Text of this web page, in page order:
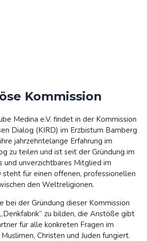
Kommission
Medina e.V. findet in der Kommission
Dialog (KIRD) im Erzbistum Bamberg
jahrzehntelange Erfahrung im
zu teilen und ist seit der Gründung im
und unverzichtbares Mitglied im
steht für einen offenen, professionellen
den Weltreligionen.
bei der Gründung dieser Kommission
zu bilden, die Anstöße gibt
für alle konkreten Fragen im
Christen und Juden fungiert.